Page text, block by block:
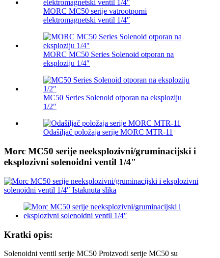
MORC MC50 serije vatrootporni
elektromagnetski ventil 1/4″
MORC MC50 Series Solenoid otporan na
eksploziju 1/4″
MC50 Series Solenoid otporan na eksploziju
1/2″
Odašiljač položaja serije MORC MTR-11
Morc MC50 serije neeksplozivni/gruminacijski i
eksplozivni solenoidni ventil 1/4″
Kratki opis:
Solenoidni ventil serije MC50 Proizvodi serije MC50 su